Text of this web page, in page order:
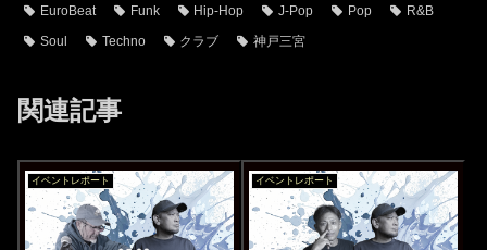
EuroBeat Funk Hip-Hop J-Pop Pop
R&B
Soul
Techno クラブ 神戸三宮
関連記事
イベントレポート イベントレポート